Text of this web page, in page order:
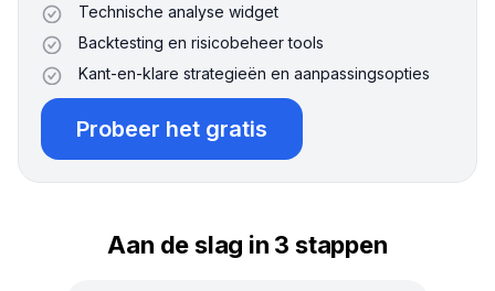
Technische analyse widget
Backtesting en risicobeheer tools
Kant-en-klare strategieën en aanpassingsopties
Probeer het gratis
Aan de slag in 3 stappen